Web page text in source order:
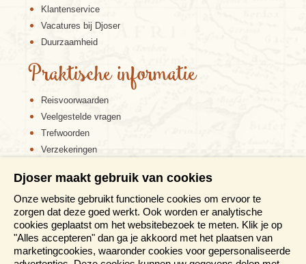
Klantenservice
Vacatures bij Djoser
Duurzaamheid
Praktische informatie
Reisvoorwaarden
Veelgestelde vragen
Trefwoorden
Verzekeringen
Disclaimer
Cookiebeleid
Privacy verklaring
Reis en boek met Djoser zekerheid
Djoser maakt gebruik van cookies
Onze website gebruikt functionele cookies om ervoor te
zorgen dat deze goed werkt. Ook worden er analytische
cookies geplaatst om het websitebezoek te meten. Klik je op
"Alles accepteren" dan ga je akkoord met het plaatsen van
marketingcookies, waaronder cookies voor gepersonaliseerde